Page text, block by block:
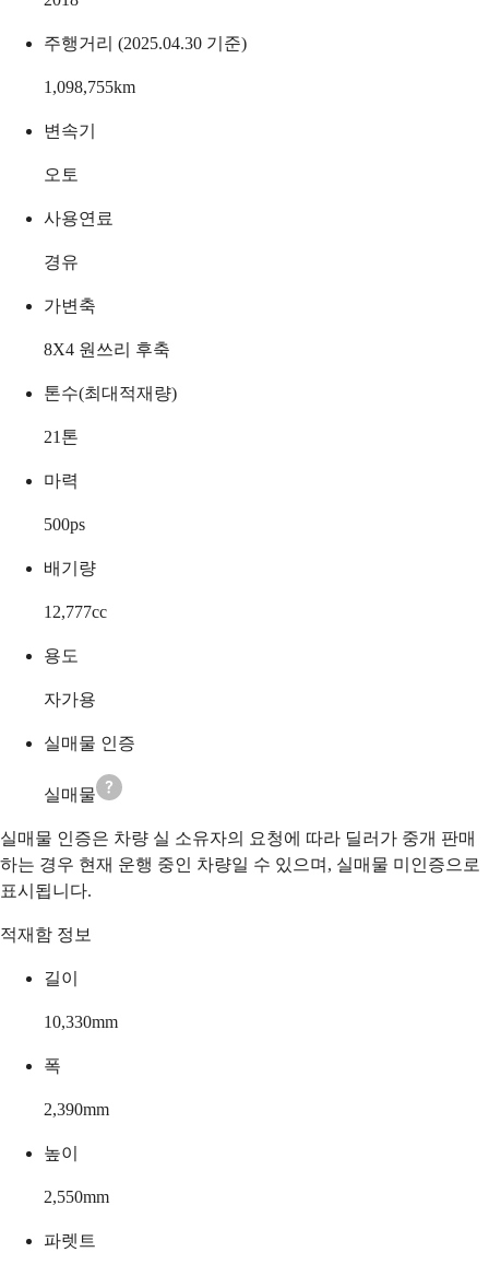
주행거리 (2025.04.30 기준)
1,098,755km
변속기
오토
사용연료
경유
가변축
8X4 원쓰리 후축
톤수(최대적재량)
21 톤
마력
500ps
배기량
12,777cc
용도
자가용
실매물 인증
실매물
실매물 인증은 차량 실 소유자의 요청에 따라 딜러가 중개 판매
하는 경우 현재 운행 중인 차량일 수 있으며, 실매물 미인증으로
표시됩니다.
적재함 정보
길이
10,330mm
폭
2,390mm
높이
2,550mm
파렛트